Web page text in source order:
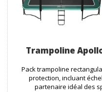
Trampoline
Pack trampoline
protection, incluant
partenaire idéal des